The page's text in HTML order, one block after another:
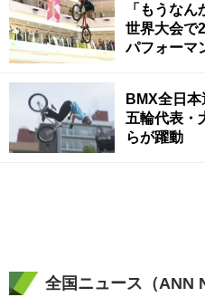
「もうな
世界大会で
パフォー
BMX全日
五輪代表・
らが躍動
全国ニュース（ANN